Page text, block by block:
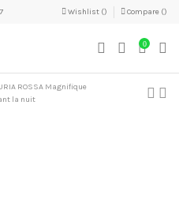
Wishlist () Compare ()
0
ROSSA Magnifique
la nuit